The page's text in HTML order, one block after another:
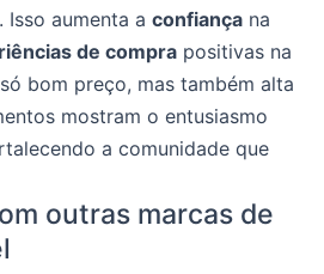
aumenta a confiança na
de compra positivas na
bom preço, mas também alta
mostram o entusiasmo
a comunidade que
outras marcas de